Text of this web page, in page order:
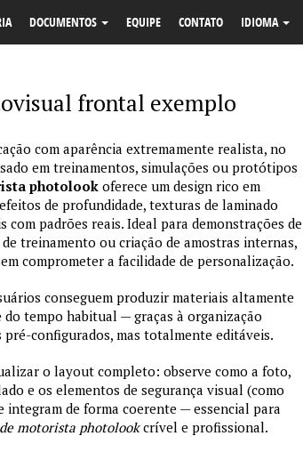
DOCUMENTOS EQUIPE CONTATO IDIOMA
frontal exemplo
com aparência extremamente realista, no
em treinamentos, simulações ou protótipos
photolook oferece um design rico em
de profundidade, texturas de laminado
padrões reais. Ideal para demonstrações de
treinamento ou criação de amostras internas,
comprometer a facilidade de personalização.
conseguem produzir materiais altamente
do tempo habitual — graças à organização
configurados, mas totalmente editáveis.
o layout completo: observe como a foto,
e os elementos de segurança visual (como
integram de forma coerente — essencial para
motorista photolookcrível e profissional.